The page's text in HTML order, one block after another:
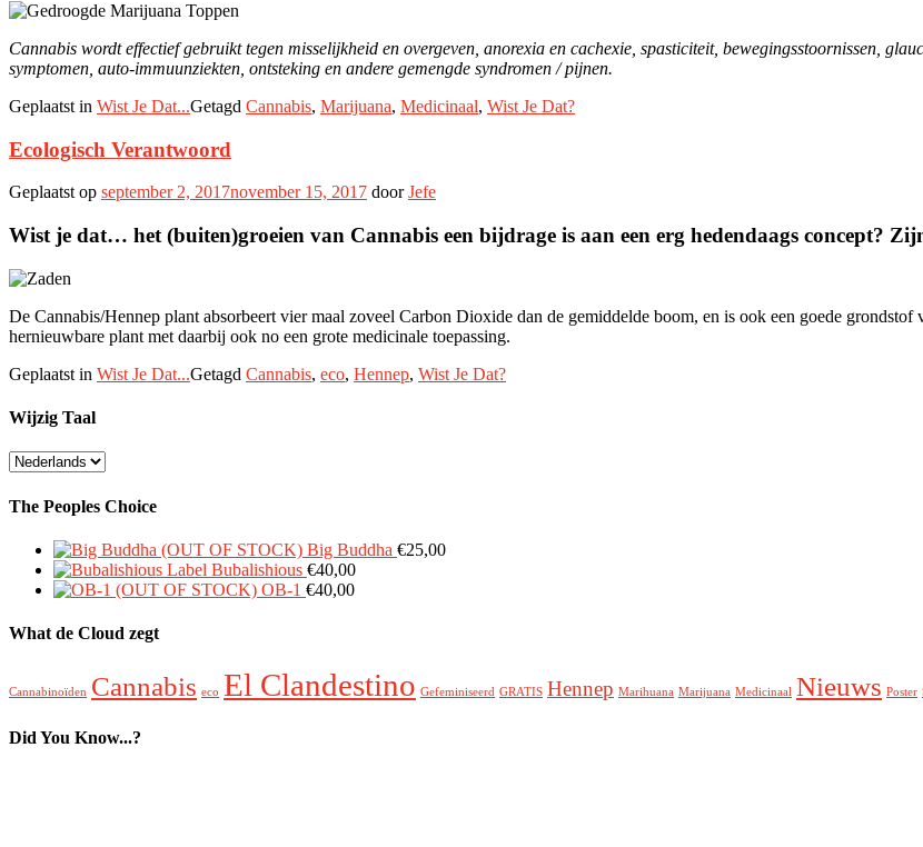
Cannabis wordt effectief gebruikt tegen misselijkheid en overgeven, anorexia en cachexie, spasticiteit, bewegingsstoornissen,
symptomen, auto-immuunziekten, ontsteking en andere gemengde syndromen / pijnen.
Geplaatst in Wist Je Dat...Getagd Cannabis, Marijuana, Medicinaal, Wist Je Dat?
Ecologisch Verantwoord
Geplaatst op september 2, 2017november 15, 2017 doorJefe
Wist je dat… het (buiten)groeien van Cannabis een bijdrage is aan een erg hedendaags concept?
De Cannabis/Hennep plant absorbeert vier maal zoveel Carbon Dioxide dan de gemiddelde boom, en is ook een goede
hernieuwbare plant met daarbij ook no een grote medicinale toepassing.
Geplaatst in Wist Je Dat...Getagd Cannabis, eco, Hennep, Wist Je Dat?
Wijzig Taal
Wijzig
The Peoples Choice
Big Buddha €25,00
Bubalishious €40,00
OB-1 €40,00
What de Cloud zegt
Cannabinoïden Cannabis eco El Clandestino Gefeminiseerd GRATIS Hennep Marihuana Marijuana Medicinaal Nieuws Poster
Did You Know...?